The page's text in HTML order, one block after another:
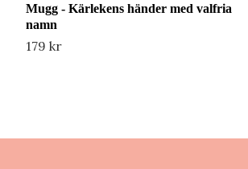
Mugg - Kärlekens händer med valfria
namn
179 kr